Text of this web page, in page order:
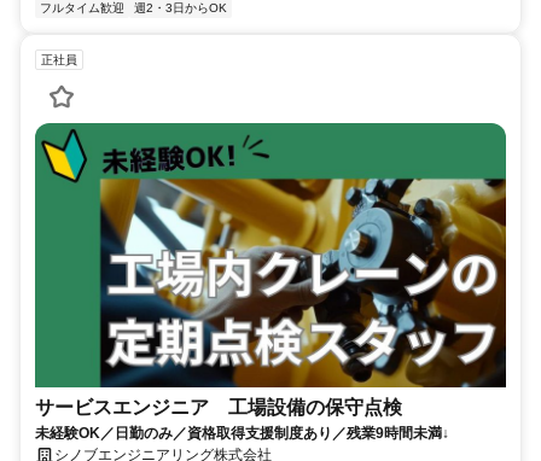
フルタイム歓迎
週2・3日からOK
正社員
サービスエンジニア 工場設備の保守点検
未経験OK／日勤のみ／資格取得支援制度あり／残業9時間未満↓
シノブエンジニアリング株式会社